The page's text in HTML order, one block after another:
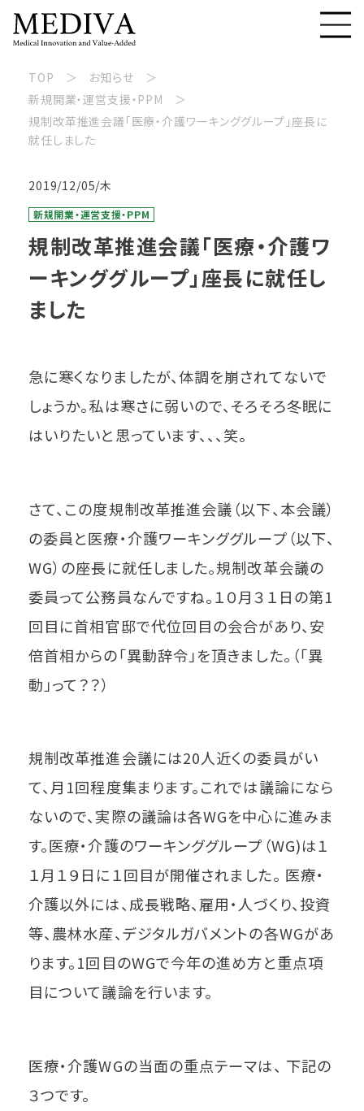
TOP
お知らせ
新規開業・運営支援・PPM
規制改革推進会議「医療・介護ワーキンググループ」座長に
就任しました
2019/12/05/木
新規開業・運営支援・PPM
規制改革推進会議「医療・介護ワ
ーキンググループ」座長に就任し
ました
急に寒くなりましたが、体調を崩されてないで
しょうか。私は寒さに弱いので、そろそろ冬眠に
はいりたいと思っています、、、笑。
さて、この度規制改革推進会議（以下、本会議）
の委員と医療・介護ワーキンググループ（以下、
WG）の座長に就任しました。規制改革会議の
委員って公務員なんですね。１０月３１日の第1
回目に首相官邸で代位回目の会合があり、安
倍首相からの「異動辞令」を頂きました。（「異
動」って？？）
規制改革推進会議には20人近くの委員がい
て、月1回程度集まります。これでは議論になら
ないので、実際の議論は各WGを中心に進みま
す。医療・介護のワーキンググループ（WG)は１
１月１９日に１回目が開催されました。 医療・
介護以外には、成長戦略、雇用・人づくり、投資
等、農林水産、デジタルガバメントの各WGがあ
ります。1回目のWGで今年の進め方と重点項
目について議論を行います。
医療・介護WGの当面の重点テーマは、 下記の
３つです。